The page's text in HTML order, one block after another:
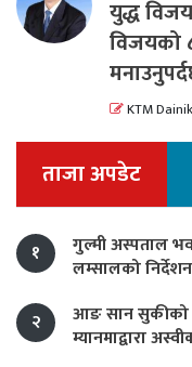
युद्ध विजय
विजयको
KTM Dainik
ताजा अपडेट
१
गुल्मी अस्पताल
लम्सालको निर्देशन
२
आङ सान सुकीको
म्यानमाद्वारा